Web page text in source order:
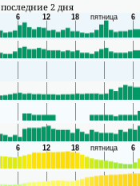
последние 2 дня